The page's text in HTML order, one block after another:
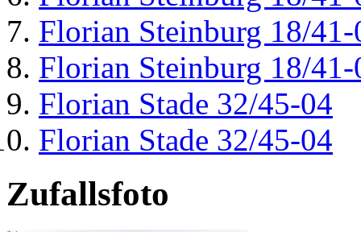
Florian Steinburg 18/41-
Florian Steinburg 18/41-
Florian Stade 32/45-04
Florian Stade 32/45-04
Zufallsfoto